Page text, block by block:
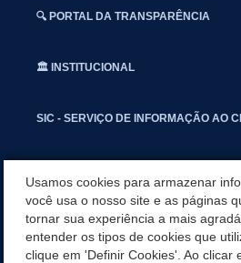
🔍 PORTAL DA TRANSPARÊNCIA
🏛️ INSTITUCIONAL
SIC - SERVIÇO DE INFORMAÇÃO AO
INSTAGRAN
Usamos cookies para armazenar
você usa o nosso site e as páginas
tornar sua experiência a mais
entender os tipos de cookies que
clique em 'Definir Cookies'. Ao clicar